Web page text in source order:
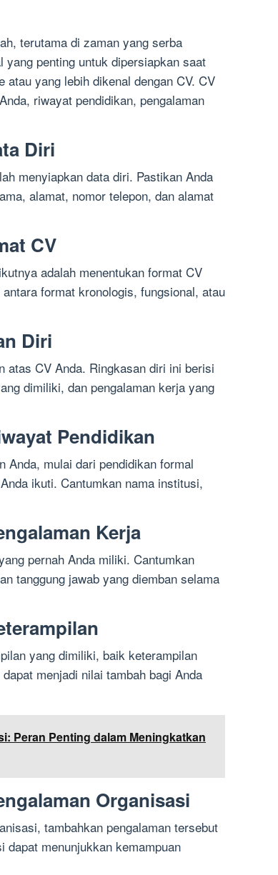
terutama di zaman yang serba
penting untuk dipersiapkan saat
yang lebih dikenal dengan CV. CV
riwayat pendidikan, pengalaman
Diri
menyiapkan data diri. Pastikan Anda
alamat, nomor telepon, dan alamat
CV
adalah menentukan format CV
format kronologis, fungsional, atau
Diri
atas CV Anda. Ringkasan diri ini berisi
dimiliki, dan pengalaman kerja yang
Pendidikan
Anda, mulai dari pendidikan formal
ikuti. Cantumkan nama institusi,
Kerja
pernah Anda miliki. Cantumkan
tanggung jawab yang diemban selama
yang dimiliki, baik keterampilan
menjadi nilai tambah bagi Anda
Peran Penting dalam Meningkatkan
Organisasi
tambahkan pengalaman tersebut
dapat menunjukkan kemampuan